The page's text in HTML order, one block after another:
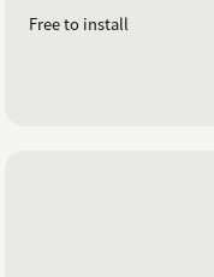
Free to install